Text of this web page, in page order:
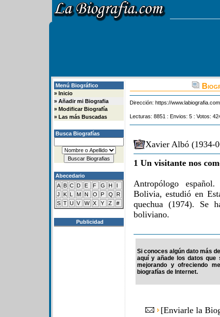
Menú Biográfico
» Inicio
» Añadir mi Biografia
» Modificar Biografía
» Las más Buscadas
Busca Biografías
Abecedario
A B C D E F G H
I
J
K L M N O P Q
R
S T U V W X Y Z #
Publicidad
Dirección: https://
Lecturas: 8851 : Envios: 5 : Votos:
Xavier Albó (1934-
1 Un visitante nos
Antropólogo
Bolivia, estudió en
quechua (1974). Se
boliviano.
Si conoces algún dato más
aquí y añade los datos que
mejorando y ofreciendo
biografías de Internet.
[Enviarle la